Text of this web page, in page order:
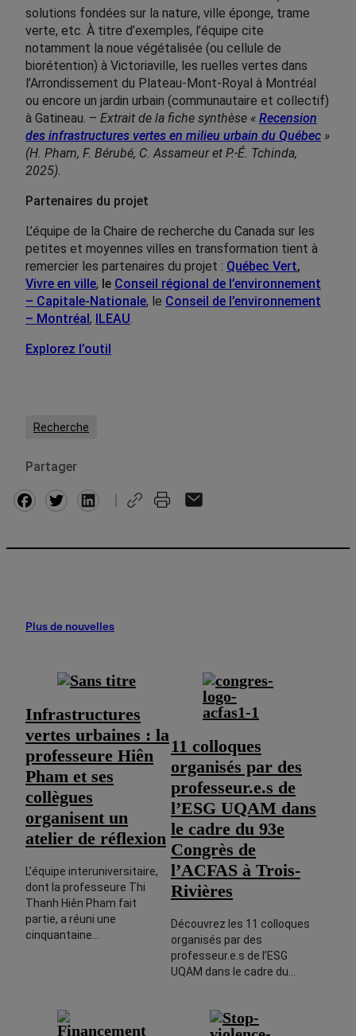
solutions fondées sur la nature, ville éponge, trame
verte, etc. À titre d’exemples, l’équipe cite
notamment la noue végétalisée (ou cellule de
biorétention) à Victoriaville, les ruelles vertes dans
l’Arrondissement du Plateau-Mont-Royal à Montréal
ou encore un jardin urbain (communautaire et collectif)
à Gatineau. – Extrait de la fiche synthèse « Recension
des infrastructures vertes en milieu urbain du Québec »
(H. Pham, F. Bérubé, C. Assameur et P.-É. Tchinda,
2025).
Partenaires du projet
L’équipe de la Chaire de recherche du Canada sur les
petites et moyennes villes en transformation tient à
remercier les partenaires du projet : Québec Vert,
Vivre en ville, le Conseil régional de l’environnement
– Capitale-Nationale, le Conseil de l’environnement
– Montréal, ILEAU.
Explorez l’outil
Recherche
Partager
Facebook
Twitter
Plus de nouvelles
Infrastructures
vertes urbaines : la
professeure Hiên
Pham et ses
collègues
organisent un
atelier de réflexion
L’équipe interuniversitaire,
dont la professeure Thi
Thanh Hiên Pham fait
partie, a réuni une
cinquantaine…
11 colloques
organisés par des
professeur.e.s de
l’ESG UQAM dans
le cadre du 93e
Congrès de
l’ACFAS à Trois-
Rivières
Découvrez les 11 colloques
organisés par des
professeur.e.s de l’ESG
UQAM dans le cadre du…